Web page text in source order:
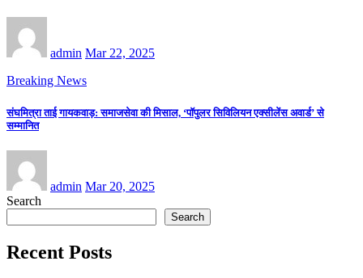
admin Mar 22, 2025
Breaking News
संघमित्रा ताई गायकवाड़: समाजसेवा की मिसाल, ‘पॉपुलर सिविलियन एक्सीलेंस अवार्ड’ से
सम्मानित
admin Mar 20, 2025
Search
Search
Recent Posts